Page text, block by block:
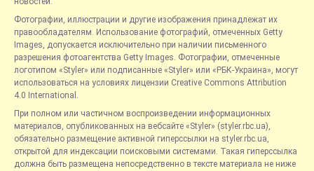
Фотографии, иллюстрации и другие изображения принадлежат их
правообладателям. Использование фотографий, отмеченных Getty
Images, допускается исключительно при наличии письменного
разрешения фотоагентства Getty Images. Фотографии, отмеченные
логотипом «Styler» или подписанные «Styler» или «РБК-Украина», могут
использоваться на условиях лицензии Creative Commons Attribution
4.0 International.
При полном или частичном воспроизведении информационных
материалов, опубликованных на вебсайте «Styler» (styler.rbc.ua),
обязательно размещение активной гиперссылки на styler.rbc.ua,
открытой для индексации поисковыми системами. Такая гиперссылка
должна быть размещена непосредственно в тексте материала не ниже